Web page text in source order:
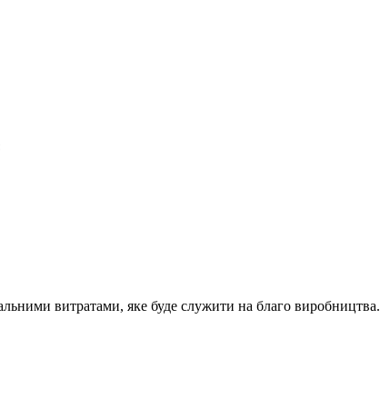
витратами, яке буде служити на благо виробництва.